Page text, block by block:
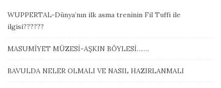
WUPPERTAL-Dünya’nın ilk asma treninin Fil Tuffi ile
ilgisi??????
MASUMİYET MÜZESİ-AŞKIN BÖYLESİ…….
BAVULDA NELER OLMALI VE NASIL HAZIRLANMALI